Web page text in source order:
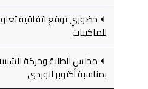
خضوري توقع اتفاقية
للماكينات
مجلس الطلبة وحركة
بمناسبة أكتوبر الوردي